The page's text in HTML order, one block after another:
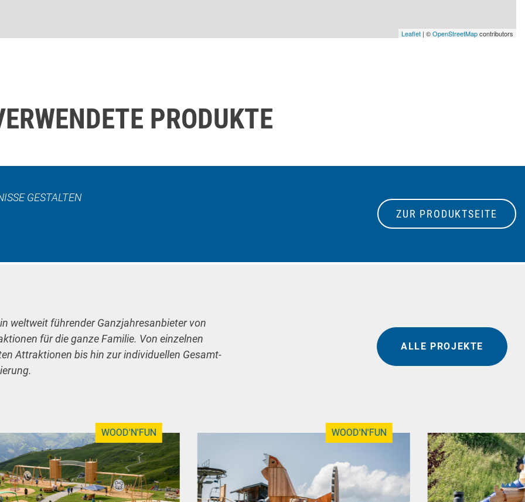
Leaflet | ©OpenStreetMapcontributors
PRODUKTE
GESTALTEN
ZUR PRODUKTSEITE
weltweit führender Ganzjahresanbieter von
für die ganze Familie. Von einzelnen
Attraktionen bis hin zur individuellen Gesamt-
ALLE PROJEKTE
WOOD'N'FUN WOOD'N'FUN